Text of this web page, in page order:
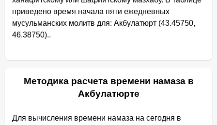
приведено время начала пяти ежедневных
мусульманских молитв для: Акбулатюрт (43.45750,
46.38750)..
Методика расчета времени намаза в
Акбулатюрте
Для вычисления времени намаза на сегодня в